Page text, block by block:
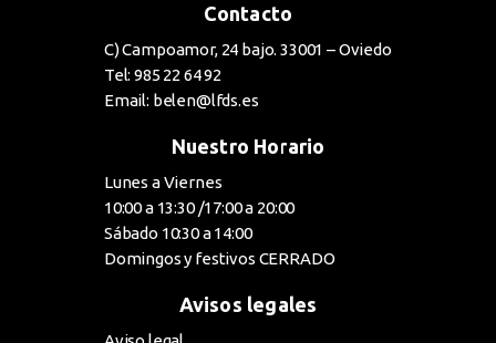
Contacto
C) Campoamor, 24 bajo. 33001 – Oviedo
Tel: 985 22 64 92
Email: belen@lfds.es
Nuestro Horario
Lunes a Viernes
10:00 a 13:30 /17:00 a 20:00
Sábado 10:30 a 14:00
Domingos y festivos CERRADO
Avisos legales